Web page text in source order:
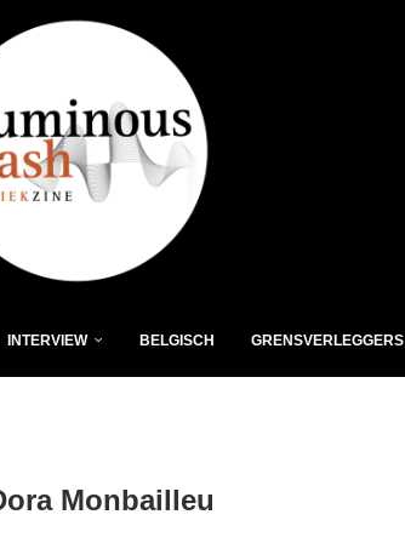
INTERVIEW BELGISCH GRENSVERLEGGERS
Monbailleu